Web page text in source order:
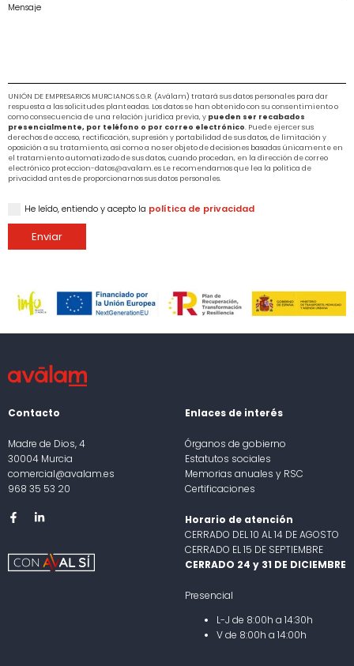
Mensaje
UNIÓN DE EMPRESARIOS MURCIANOS S.G.R. (Aválam) tratará sus datos personales para dar
respuesta a las solicitudes planteadas. Los datos se han obtenido con su consentimiento o
como consecuencia de una relación jurídica previa, y pueden ser recabados
presencialmente, por teléfono o por correo electrónico. Puede ejercer sus
derechos de acceso, rectificación, supresión y portabilidad de sus datos, de limitación y
oposición a su tratamiento, así como a no ser objeto de decisiones basadas únicamente en
el tratamiento automatizado de sus datos, cuando procedan, en la dirección de correo
electrónico proteccion-datos@avalam.es Le recomendamos que lea la política de
privacidad antes de proporcionarnos sus datos personales.
He leído, entiendo y acepto la política de privacidad
Enviar
Contacto
Madre de Dios, 4
30004 Murcia
comercial@avalam.es
968 35 53 20
Enlaces de interés
Órganos de gobierno
Estatutos sociales
Memorias anuales y RSC
Certificaciones
Horario de atención
CERRADO DEL 10 AL 14 DE AGOSTO
CERRADO EL 15 DE SEPTIEMBRE
CERRADO 24 y 31 DE DICIEMBRE
Presencial
L-J de 8:00h a 14:30h
V de 8:00h a 14:00h